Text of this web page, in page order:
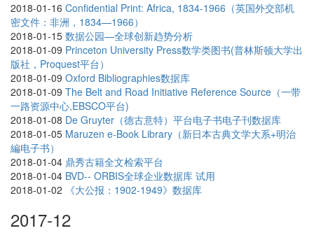
2018-01-16 Confidential Print: Africa, 1834-1966（英国外交部机
密文件：非洲，1834—1966）
2018-01-15 数据公园—全球创新趋势分析
2018-01-09 Princeton University Press数学类图书(普林斯顿大学出
版社，Proquest平台）
2018-01-09 Oxford Bibliographies数据库
2018-01-09 The Belt and Road Initiative Reference Source（一带
一路资源中心,EBSCO平台)
2018-01-08 De Gruyter（德古意特）平台电子书电子刊数据库
2018-01-05 Maruzen e-Book Library（新日本古典文学大系+明治
編电子书）
2018-01-04 鼎秀古籍全文检索平台
2018-01-04 BVD-- ORBIS全球企业数据库 试用
2018-01-02
《大公报：1902-1949》数据库
2017-12